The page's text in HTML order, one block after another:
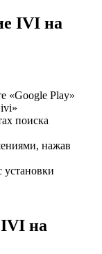
IVI на
«Google Play»
поиска
нажав
установки
на